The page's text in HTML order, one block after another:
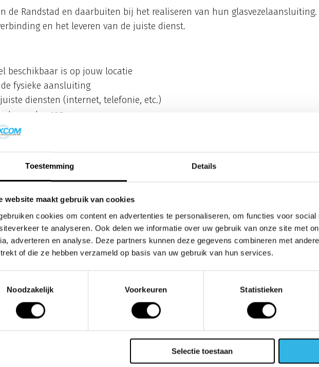
Toestemming Details
website maakt gebruik van cookies
cookies om content en advertenties te personaliseren, om functies voor social
te analyseren. Ook delen we informatie over uw gebruik van onze site met
adverteren en analyse. Deze partners kunnen deze gegevens combineren met
of die ze hebben verzameld op basis van uw gebruik van hun services.
Noodzakelijk
Voorkeuren Statistieken
Selectie toestaan
de Randstad en daarbuiten bij het realiseren van hun
en het leveren van de juiste dienst.
beschikbaar is op jouw locatie
fysieke aansluiting
diensten (internet, telefonie, etc.)
overstappen
partij
voor Flexcom?
techniek én de bureaucratie. We weten waar het vaak misgaat én hoe je
of een technische dienstverlener: wij zorgen dat je snel en
de marktleiders op het gebied van internetverbindingen:
glasvezel zonder gedoe?
je gegevens achter. Eén van onze accountmanagers neemt dan zo